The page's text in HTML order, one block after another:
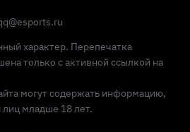
характер. Перепечатка
только с активной ссылкой на
могут содержать информацию,
младше 18 лет.